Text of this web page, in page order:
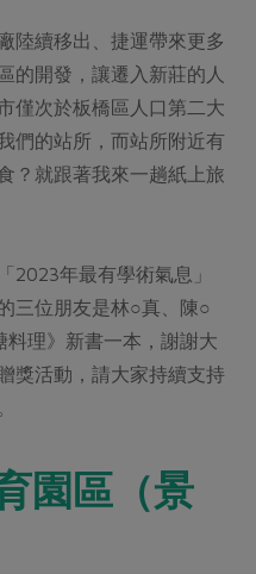
區活動
陸續移出、捷運帶來更多
的開發，讓遷入新莊的人
僅次於板橋區人口第二大
們的站所，而站所附近有
？就跟著我來一趟紙上旅
2023年最有學術氣息」
三位朋友是林○真、陳○
理》新書一本，謝謝大
獎活動，請大家持續支持
園區（景